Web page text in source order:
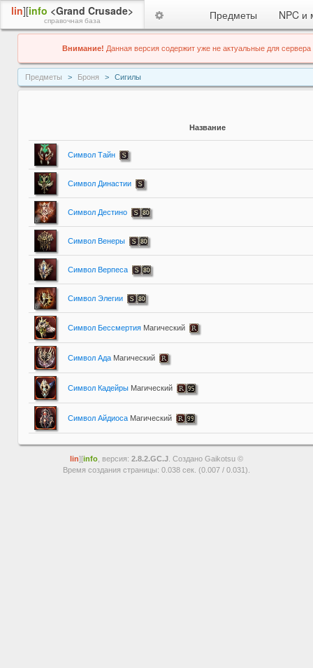
lin][info <Grand Crusade>
справочная база Предметы NPC и
Внимание! Данная версия содержит уже не актуальные для сервера
Предметы Броня Сигилы
Название
Символ Тайн
Символ Династии
Символ Дестино
Символ Венеры
Символ Верпеса
Символ Элегии
Символ Бессмертия Магический
Символ Ада Магический
Символ Кадейры Магический
Символ Айдиоса Магический
lin][info , версия: 2.8.2.GC.J . Создано Gaikotsu ©
Время создания страницы: 0.038 сек. (0.007 / 0.031).